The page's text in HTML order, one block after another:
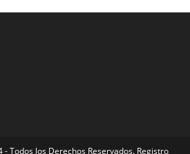
- Todos los Derechos Reservados. Registro